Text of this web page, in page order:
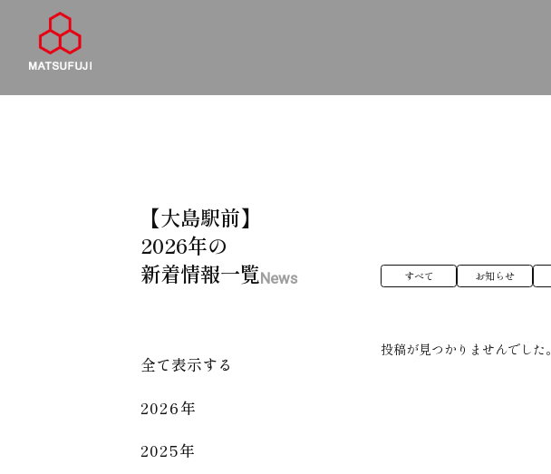
【大島駅前】
2026年の
新着情報一覧News すべて お知らせ
投稿が見つかりませんでした。
全て表示する
2026年
2025年